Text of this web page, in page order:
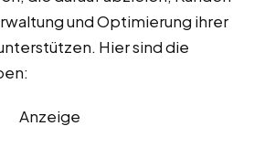
und Optimierung ihrer
Hier sind die
Anzeige